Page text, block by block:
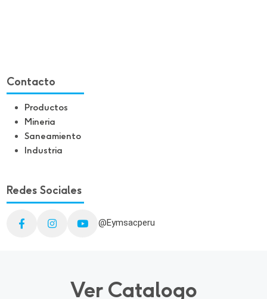
Contacto
Productos
Mineria
Saneamiento
Industria
Redes Sociales
@Eymsacperu
Ver Catalogo